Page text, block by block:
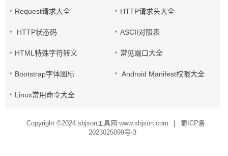
Request请求大全 HTTP请求头大全
HTTP状态码 ASCII对照表
HTML特殊字符转义 常见端口大全
Bootstrap字体图标 Android Manifest权限大全
Linux常用命令大全
Copyright ©2024 sbjson工具网 www.sbjson.com
蜀ICP备
2023025099号-3